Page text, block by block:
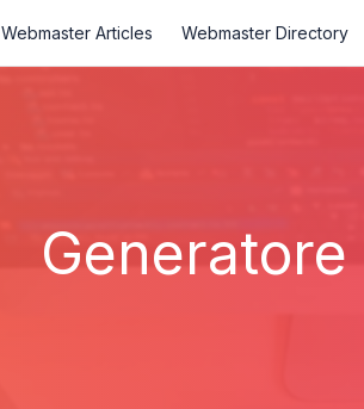
Webmaster Articles Webmaster Directory